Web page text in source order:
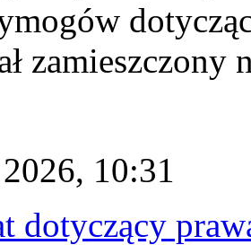
zamieszczony
10:31
dotyczący